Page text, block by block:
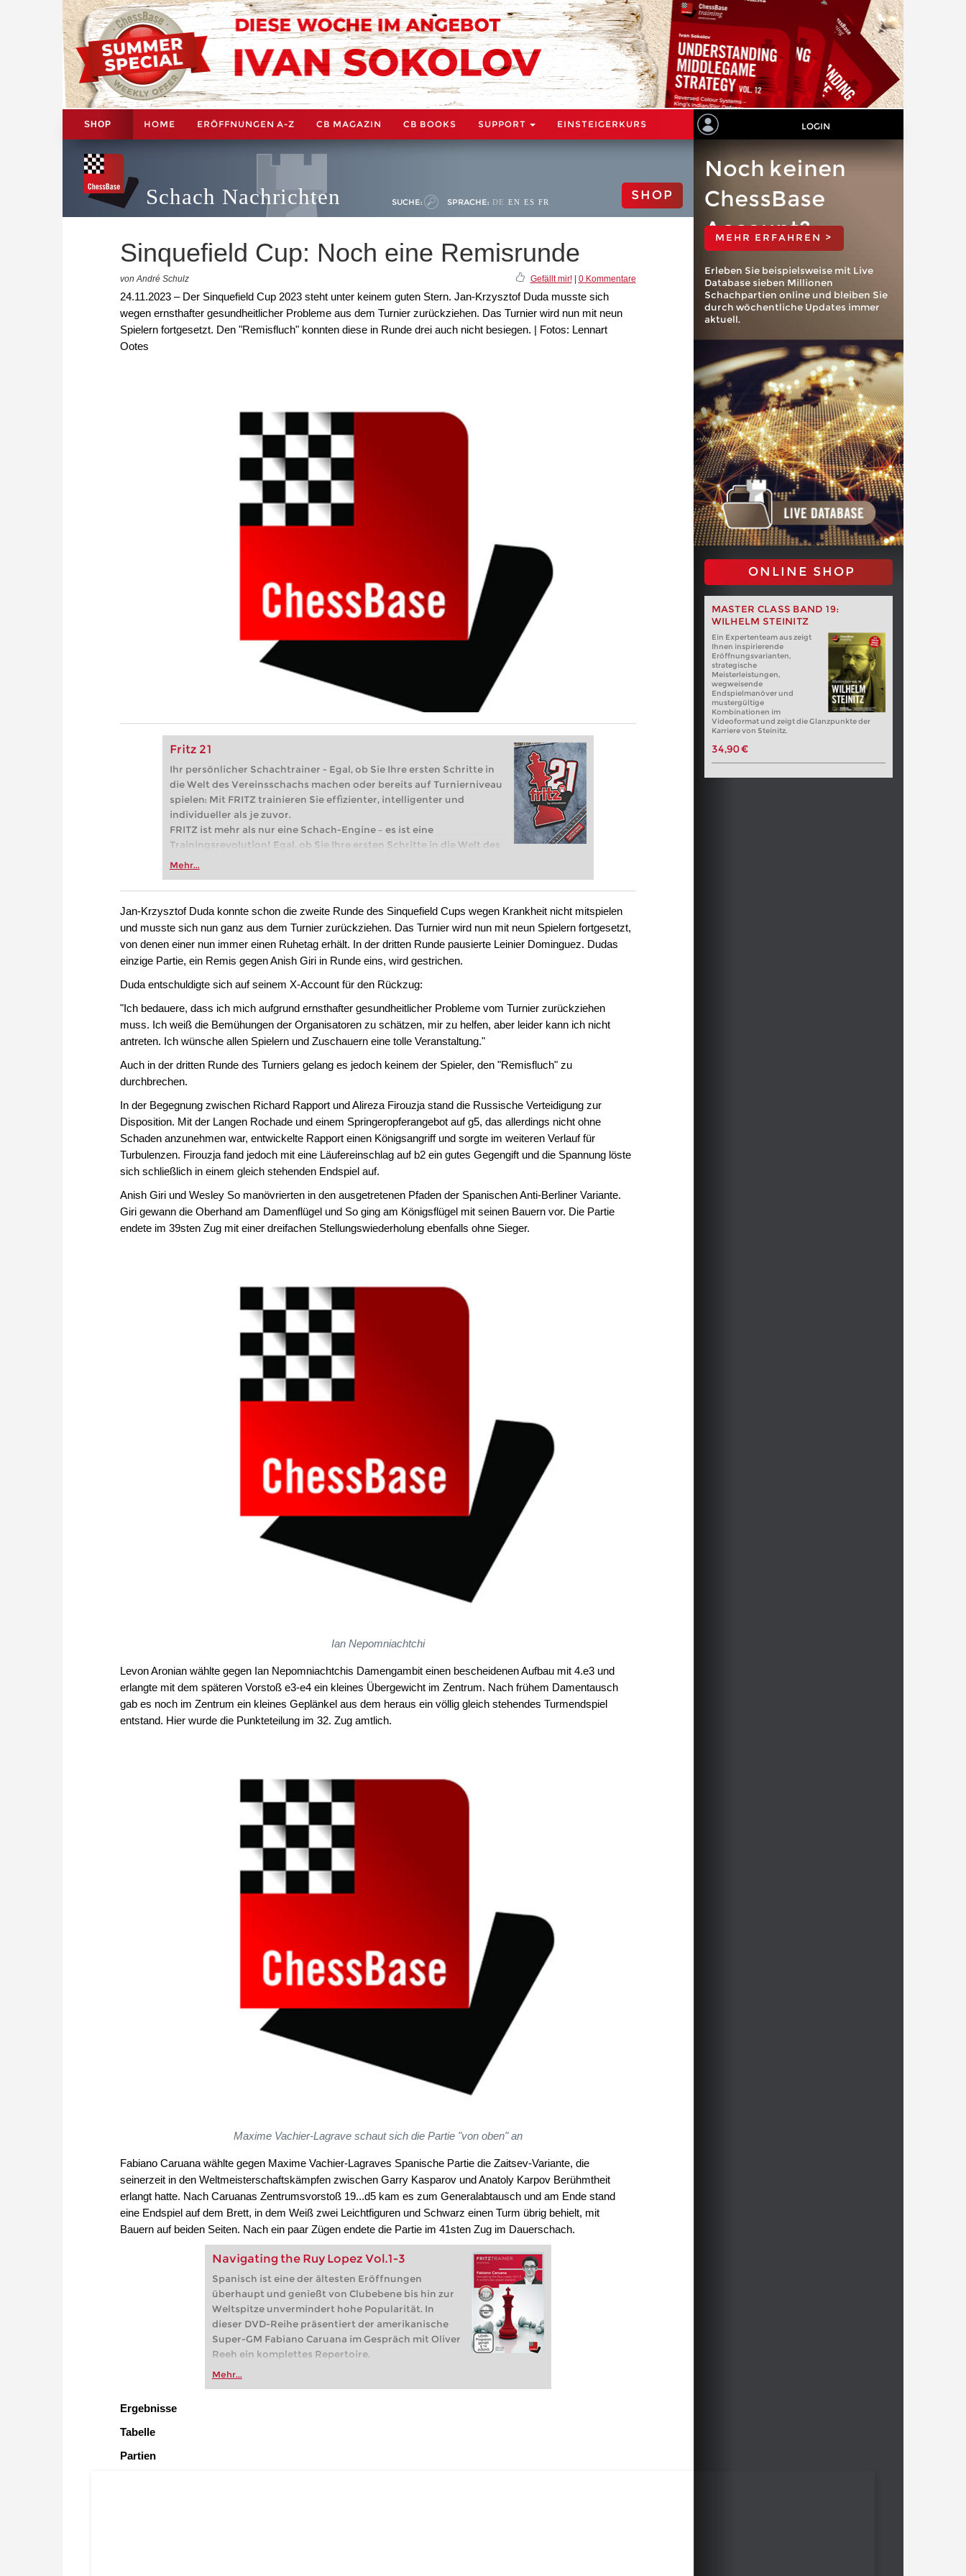
SHOP HOME ERÖFFNUNGEN A-Z CB MAGAZIN CB BOOKS SUPPORT EINSTEIGERKURS LOGIN
Schach Nachrichten SUCHE: SPRACHE: DE EN ES FR SHOP
Sinquefield Cup: Noch eine Remisrunde
von André Schulz Gefällt mir!| 0 Kommentare
24.11.2023 – Der Sinquefield Cup 2023 steht unter keinem guten Stern. Jan-Krzysztof Duda musste sich
wegen ernsthafter gesundheitlicher Probleme aus dem Turnier zurückziehen. Das Turnier wird nun mit neun
Spielern fortgesetzt. Den "Remisfluch" konnten diese in Runde drei auch nicht besiegen. | Fotos: Lennart
Ootes
Fritz 21
Ihr persönlicher Schachtrainer - Egal, ob Sie Ihre ersten Schritte in
die Welt des Vereinsschachs machen oder bereits auf Turnierniveau
spielen: Mit FRITZ trainieren Sie effizienter, intelligenter und
individueller als je zuvor.
FRITZ ist mehr als nur eine Schach-Engine – es ist eine
Trainingsrevolution! Egal, ob Sie Ihre ersten Schritte in die Welt des
Vereinsschachs machen oder bereits auf Turnierniveau spielen: Mit
zuvor.
Mehr...
Noch keinen
ChessBase
Account?
MEHR ERFAHREN >
Erleben Sie beispielsweise mit Live
Database sieben Millionen
Schachpartien online und bleiben Sie
durch wöchentliche Updates immer
aktuell.
ONLINE SHOP
MASTER CLASS BAND 19:
WILHELM STEINITZ
Ein Expertenteam aus zeigt
Ihnen inspirierende
Eröffnungsvarianten,
strategische
Meisterleistungen,
wegweisende
Endspielmanöver und
mustergültige
Kombinationen im
Videoformat und zeigt die Glanzpunkte der
Karriere von Steinitz.
34,90 €
Jan-Krzysztof Duda konnte schon die zweite Runde des Sinquefield Cups wegen Krankheit nicht mitspielen
und musste sich nun ganz aus dem Turnier zurückziehen. Das Turnier wird nun mit neun Spielern fortgesetzt,
von denen einer nun immer einen Ruhetag erhält. In der dritten Runde pausierte Leinier Dominguez. Dudas
einzige Partie, ein Remis gegen Anish Giri in Runde eins, wird gestrichen.
Duda entschuldigte sich auf seinem X-Account für den Rückzug:
"Ich bedauere, dass ich mich aufgrund ernsthafter gesundheitlicher Probleme vom Turnier zurückziehen
muss. Ich weiß die Bemühungen der Organisatoren zu schätzen, mir zu helfen, aber leider kann ich nicht
antreten. Ich wünsche allen Spielern und Zuschauern eine tolle Veranstaltung."
Auch in der dritten Runde des Turniers gelang es jedoch keinem der Spieler, den "Remisfluch" zu
durchbrechen.
In der Begegnung zwischen Richard Rapport und Alireza Firouzja stand die Russische Verteidigung zur
Disposition. Mit der Langen Rochade und einem Springeropferangebot auf g5, das allerdings nicht ohne
Schaden anzunehmen war, entwickelte Rapport einen Königsangriff und sorgte im weiteren Verlauf für
Turbulenzen. Firouzja fand jedoch mit eine Läufereinschlag auf b2 ein gutes Gegengift und die Spannung löste
sich schließlich in einem gleich stehenden Endspiel auf.
Anish Giri und Wesley So manövrierten in den ausgetretenen Pfaden der Spanischen Anti-Berliner Variante.
Giri gewann die Oberhand am Damenflügel und So ging am Königsflügel mit seinen Bauern vor. Die Partie
endete im 39sten Zug mit einer dreifachen Stellungswiederholung ebenfalls ohne Sieger.
Ian Nepomniachtchi
Levon Aronian wählte gegen Ian Nepomniachtchis Damengambit einen bescheidenen Aufbau mit 4.e3 und
erlangte mit dem späteren Vorstoß e3-e4 ein kleines Übergewicht im Zentrum. Nach frühem Damentausch
gab es noch im Zentrum ein kleines Geplänkel aus dem heraus ein völlig gleich stehendes Turmendspiel
entstand. Hier wurde die Punkteteilung im 32. Zug amtlich.
Maxime Vachier-Lagrave schaut sich die Partie "von oben" an
Fabiano Caruana wählte gegen Maxime Vachier-Lagraves Spanische Partie die Zaitsev-Variante, die
seinerzeit in den Weltmeisterschaftskämpfen zwischen Garry Kasparov und Anatoly Karpov Berühmtheit
erlangt hatte. Nach Caruanas Zentrumsvorstoß 19...d5 kam es zum Generalabtausch und am Ende stand
eine Endspiel auf dem Brett, in dem Weiß zwei Leichtfiguren und Schwarz einen Turm übrig behielt, mit
Bauern auf beiden Seiten. Nach ein paar Zügen endete die Partie im 41sten Zug im Dauerschach.
Navigating the Ruy Lopez Vol.1-3
Spanisch ist eine der ältesten Eröffnungen
überhaupt und genießt von Clubebene bis hin zur
Weltspitze unvermindert hohe Popularität. In
dieser DVD-Reihe präsentiert der amerikanische
Super-GM Fabiano Caruana im Gespräch mit Oliver
Reeh ein komplettes Repertoire.
Mehr...
Ergebnisse
Tabelle
Partien